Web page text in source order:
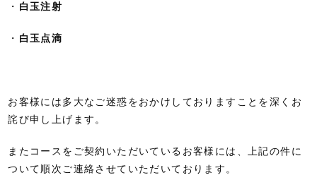
・ 白玉注射
・ 白玉点滴
お客様には多大なご迷惑をおかけしておりますことを深くお
詫び申し上げます。
またコースをご契約いただいているお客様には、上記の件に
ついて順次ご連絡させていただいております。